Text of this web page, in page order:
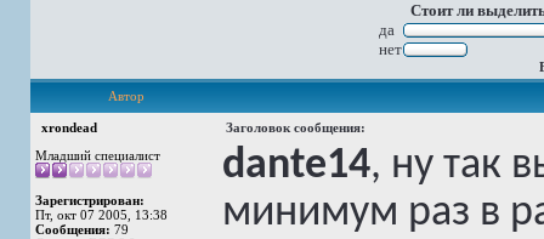
Стоит ли
да
нет
Автор
xrondead
Заголовок сообщения:
Младший специалист
Зарегистрирован:
Пт, окт 07 2005, 13:38
Сообщения: 79
dante14, ну так
минимум раз в